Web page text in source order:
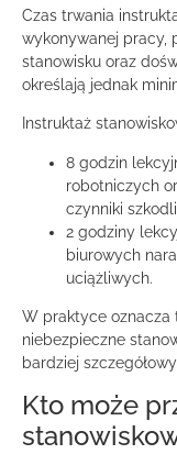
Czas trwania
wykonywanej pracy,
stanowisku oraz
określają jednak
Instruktaż
8 godzin
robotniczych
czynniki
2 godziny
biurowych
uciążliwych.
W praktyce oznacza
niebezpieczne
bardziej
Kto może